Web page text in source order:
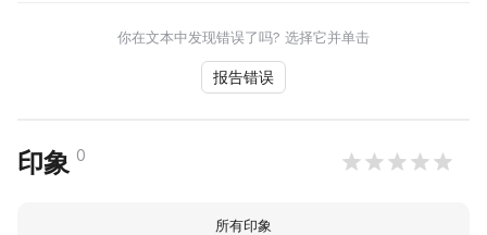
你在文本中发现错误了吗? 选择它并单击
报告错误
印象 0
所有印象